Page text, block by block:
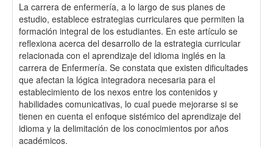
La carrera de enfermería, a lo largo de sus planes de
estudio, establece estrategias curriculares que permiten la
formación integral de los estudiantes. En este artículo se
reflexiona acerca del desarrollo de la estrategia curricular
relacionada con el aprendizaje del idioma inglés en la
carrera de Enfermería. Se constata que existen dificultades
que afectan la lógica integradora necesaria para el
establecimiento de los nexos entre los contenidos y
habilidades comunicativas, lo cual puede mejorarse si se
tienen en cuenta el enfoque sistémico del aprendizaje del
idioma y la delimitación de los conocimientos por años
académicos.